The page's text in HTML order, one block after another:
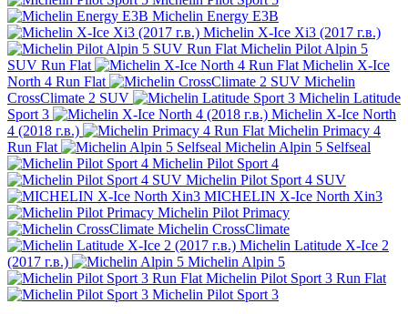
Michelin Energy E3B
Michelin X-Ice Xi3 (2017 г.в.)
Michelin Pilot Alpin 5
SUV Run Flat
Michelin X-Ice
North 4 Run Flat
Michelin
CrossClimate 2 SUV
Michelin Latitude
Sport 3
Michelin X-Ice North
4 (2018 г.в.)
Michelin Primacy 4
Run Flat
Michelin Alpin 5 Selfseal
Michelin Pilot Sport 4
Michelin Pilot Sport 4 SUV
MICHELIN X-Ice North Xin3
Michelin Pilot Primacy
Michelin CrossClimate
Michelin Latitude X-Ice 2
(2017 г.в.)
Michelin Alpin 5
Michelin Pilot Sport 3 Run Flat
Michelin Pilot Sport 3